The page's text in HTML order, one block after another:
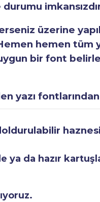
üzerine
hemen tüm
bir font
yazı
da hazır